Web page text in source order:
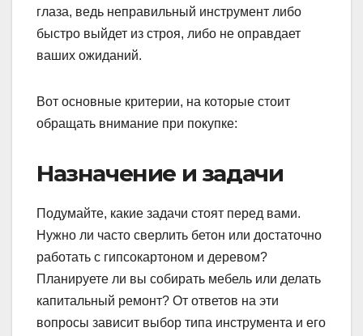
глаза, ведь неправильный инструмент либо
быстро выйдет из строя, либо не оправдает
ваших ожиданий.
Вот основные критерии, на которые стоит
обращать внимание при покупке:
Назначение и задачи
Подумайте, какие задачи стоят перед вами.
Нужно ли часто сверлить бетон или достаточно
работать с гипсокартоном и деревом?
Планируете ли вы собирать мебель или делать
капитальный ремонт? От ответов на эти
вопросы зависит выбор типа инструмента и его